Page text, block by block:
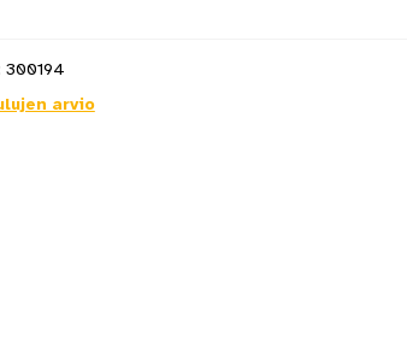
300194
arvio